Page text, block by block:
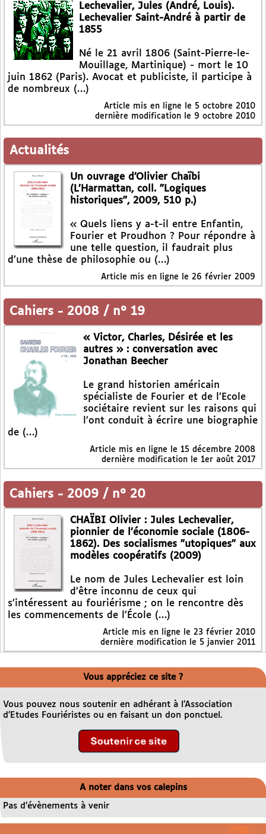
Lechevalier, Jules (André, Louis).
Lechevalier Saint-André à partir de
1855
Né le 21 avril 1806 (Saint-Pierre-le-
Mouillage, Martinique) - mort le 10
juin 1862 (Paris). Avocat et publiciste, il participe à
de nombreux (…)
Article mis en ligne le 5 octobre 2010
dernière modification le 9 octobre 2010
Actualités
Un ouvrage d’Olivier Chaïbi
(L’Harmattan, coll. "Logiques
historiques", 2009, 510 p.)
« Quels liens y a-t-il entre Enfantin,
Fourier et Proudhon ? Pour répondre à
une telle question, il faudrait plus
d’une thèse de philosophie ou (…)
Article mis en ligne le 26 février 2009
Cahiers - 2008 / n° 19
« Victor, Charles, Désirée et les
autres » : conversation avec
Jonathan Beecher
Le grand historien américain
spécialiste de Fourier et de l’Ecole
sociétaire revient sur les raisons qui
l’ont conduit à écrire une biographie
de (…)
Article mis en ligne le 15 décembre 2008
dernière modification le 1er août 2017
Cahiers - 2009 / n° 20
CHAÏBI Olivier : Jules Lechevalier,
pionnier de l’économie sociale (1806-
1862). Des socialismes "utopiques" aux
modèles coopératifs (2009)
Le nom de Jules Lechevalier est loin
d’être inconnu de ceux qui
s’intéressent au fouriérisme ; on le rencontre dès
les commencements de l’École (…)
Article mis en ligne le 23 février 2010
dernière modification le 5 janvier 2011
Vous appréciez ce site ?
Vous pouvez nous soutenir en adhérant à l’Association
d’Etudes Fouriéristes ou en faisant un don ponctuel.
A noter dans vos calepins
Pas d’évènements à venir